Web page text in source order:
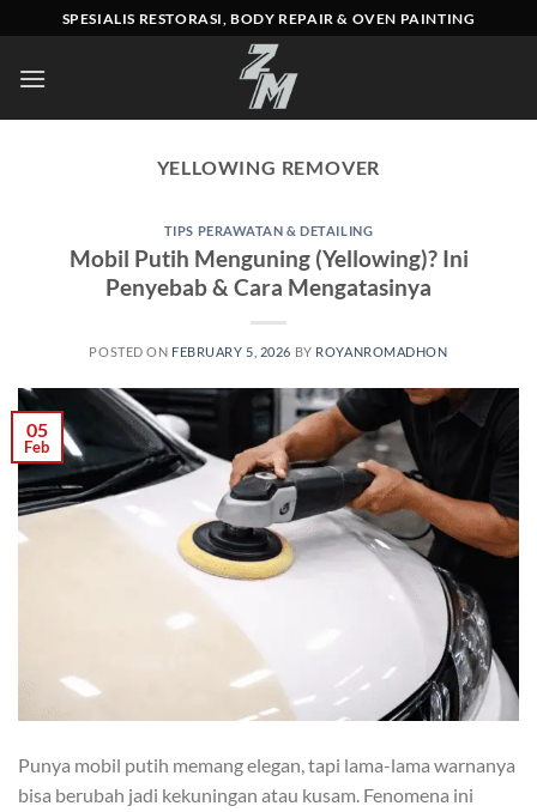
to
content
SPESIALIS RESTORASI, BODY REPAIR & OVEN PAINTING
YELLOWING REMOVER
TIPS PERAWATAN & DETAILING
Mobil Putih Menguning (Yellowing)? Ini
Penyebab & Cara Mengatasinya
POSTED ON FEBRUARY 5, 2026 BY ROYANROMADHON
05
Feb
Punya mobil putih memang elegan, tapi lama-lama warnanya
bisa berubah jadi kekuningan atau kusam. Fenomena ini